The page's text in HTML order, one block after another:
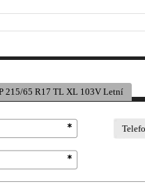
215/65 R17 TL XL 103V Letní